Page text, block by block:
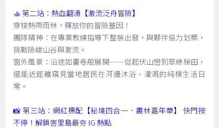
🚣 第二站：熱血翻湧【激流泛舟冒險】
穿梭熱帶雨林，釋放你的冒險基因！
團隊精神：在專業教練指導下整裝出發，與夥伴協力划槳，
挑戰險峻山谷與激流。
窗外風景：沿途如畫卷般展開——從起伏山巒到翠綠梯田，
還能近距離窺見當地居民在河邊沐浴、灌溉的純樸生活日
常。
📸 第三站：網紅標配【秘境四合一．叢林嘉年華】 快門按
不停！解鎖峇里島最夯 IG 熱點